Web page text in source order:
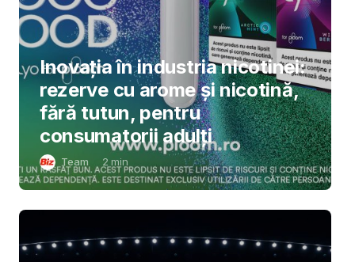
Inovația în industria nicotinei:
rezerve cu arome și nicotină,
fără tutun, pentru
consumatorii adulți
Team 2 min